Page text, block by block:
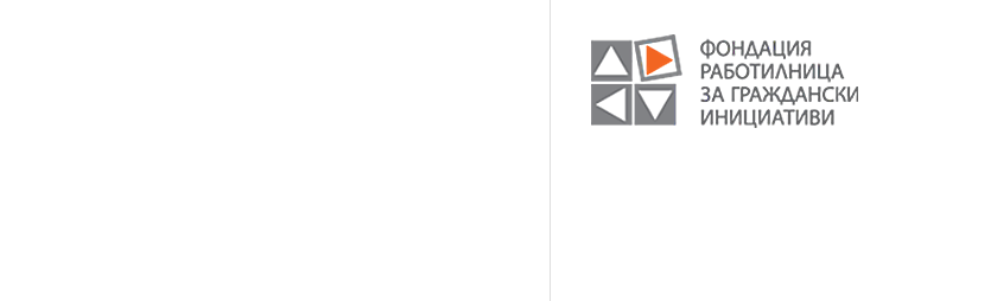
банербез
featured
image.
Някаква